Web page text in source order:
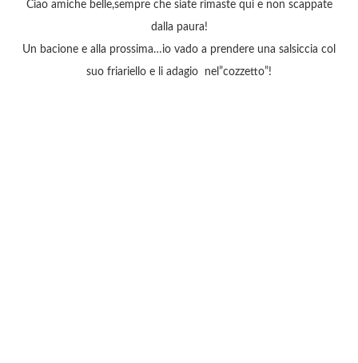
Ciao amiche belle,sempre che siate rimaste qui e non scappate
dalla paura!
Un bacione e alla prossima…io vado a prendere una salsiccia col
suo friariello e li adagio nel”cozzetto”!